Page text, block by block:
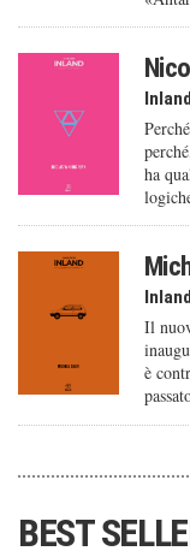
ha
Il
è
BEST